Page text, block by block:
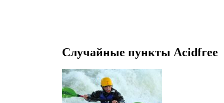
Случайные пункты Acidfree